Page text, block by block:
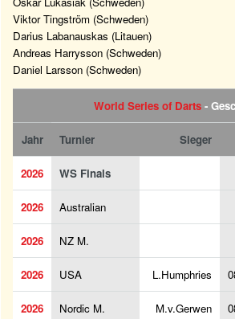
Viktor Tingström (Schweden)
Darius Labanauskas (Litauen)
Andreas Harrysson (Schweden)
Daniel Larsson (Schweden)
World Series of Darts-
Jahr Turnier Sieger
2026 WS Finals
2026 Australian
2026 NZ M.
2026 USA L.Humphries
2026 Nordic M. M.v.Gerwen